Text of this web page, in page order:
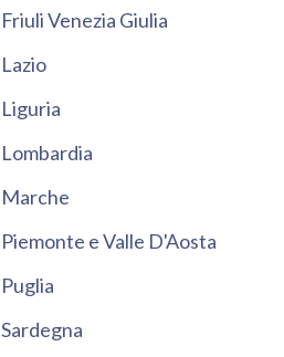
Friuli Venezia Giulia
Lazio
Liguria
Lombardia
Marche
Piemonte e Valle D'Aosta
Puglia
Sardegna